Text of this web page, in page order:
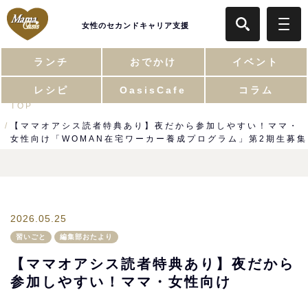
女性のセカンドキャリア支援
ランチ おでかけ イベント
レシピ OasisCafe コラム
TOP
【ママオアシス読者特典あり】夜だから参加しやすい！ママ・
女性向け「WOMAN在宅ワーカー養成プログラム」第2期生募集
2026.05.25
習いごと 編集部おたより
【ママオアシス読者特典あり】夜だから
参加しやすい！ママ・女性向け